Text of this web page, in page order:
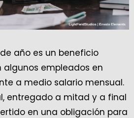
año es un beneficio
algunos empleados en
a medio salario mensual.
entregado a mitad y a final
en una obligación para